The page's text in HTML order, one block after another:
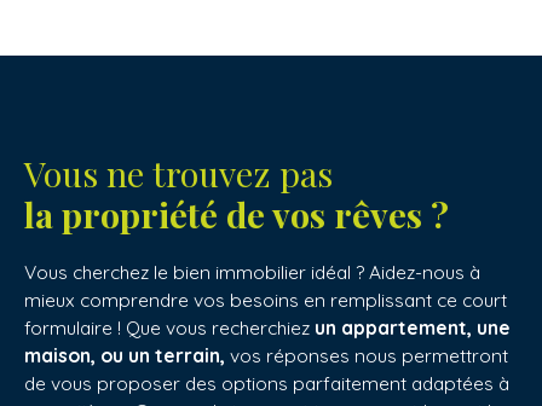
Vous ne trouvez pas
la propriété de vos rêves ?
Vous cherchez le bien immobilier idéal ? Aidez-nous à
mieux comprendre vos besoins en remplissant ce court
formulaire ! Que vous recherchiez un appartement, une
maison, ou un terrain, vos réponses nous permettront
de vous proposer des options parfaitement adaptées à